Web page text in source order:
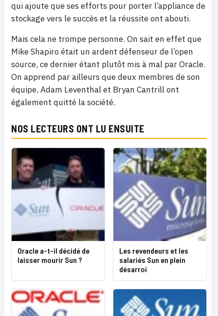
qui ajoute que ses efforts pour porter l’appliance de
stockage vers le succès et la réussite ont abouti.
Mais cela ne trompe personne. On sait en effet que
Mike Shapiro était un ardent défenseur de l’open
source, ce dernier étant plutôt mis à mal par Oracle.
On apprend par ailleurs que deux membres de son
équipe, Adam Leventhal et Bryan Cantrill ont
également quitté la société.
NOS LECTEURS ONT LU ENSUITE
Oracle a-t-il décidé de
laisser mourir Sun ?
Les revendeurs et les
salariés Sun en plein
désarroi